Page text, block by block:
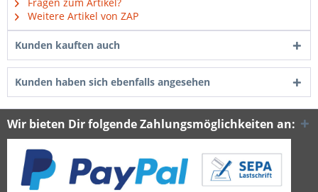
Weitere Artikel von ZAP
Kunden kauften auch
Kunden haben sich ebenfalls angesehen
Wir bieten Dir folgende Zahlungsmöglichkeiten an: